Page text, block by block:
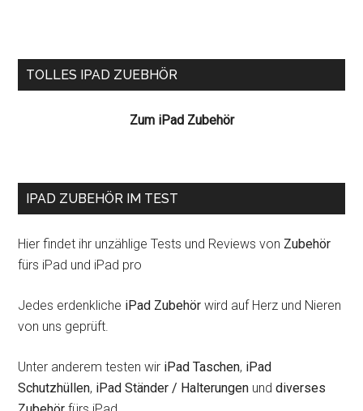
Seitenspalte
TOLLES IPAD ZUEBHÖR
Zum iPad Zubehör
IPAD ZUBEHÖR IM TEST
Hier findet ihr unzählige Tests und Reviews von Zubehör
fürs iPad und iPad pro
Jedes erdenkliche iPad Zubehör wird auf Herz und Nieren
von uns geprüft.
Unter anderem testen wir iPad Taschen, iPad
Schutzhüllen, iPad Ständer / Halterungen unddiverses